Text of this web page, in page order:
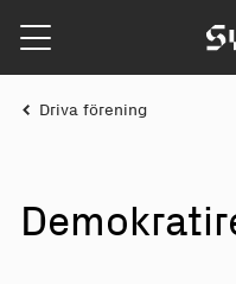
Driva förening
Demo